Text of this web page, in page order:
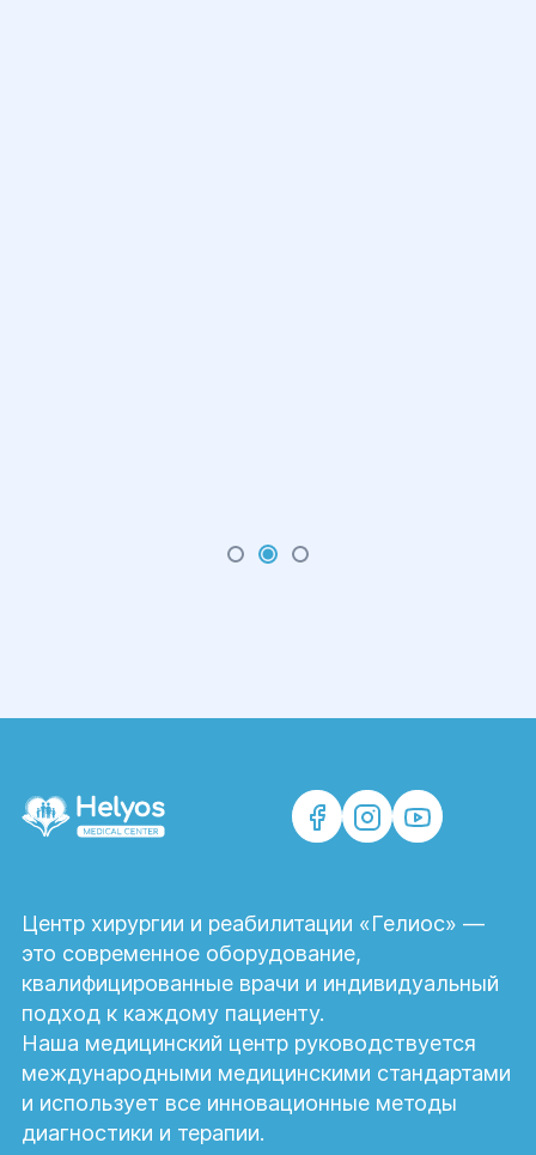
Центр хирургии и реабилитации «Гелиос» —
это современное оборудование,
квалифицированные врачи и индивидуальный
подход к каждому пациенту.
Наша медицинский центр руководствуется
международными медицинскими стандартами
и использует все инновационные методы
диагностики и терапии.